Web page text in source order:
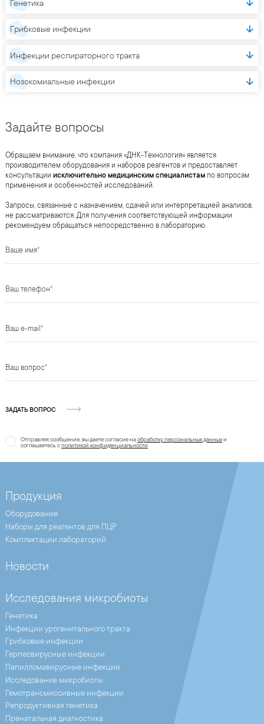
Генетика
Грибковые инфекции
Инфекции респираторного тракта
Нозокомиальные инфекции
Задайте вопросы
Обращаем внимание, что компания «ДНК-Технология» является
производителем оборудования и наборов реагентов и предоставляет
консультации исключительно медицинским специалистам по вопросам
применения и особенностей исследований.
Запросы, связанные с назначением, сдачей или интерпретацией анализов,
не рассматриваются. Для получения соответствующей информации
рекомендуем обращаться непосредственно в лабораторию.
Ваше имя*
Ваш телефон*
Ваш e-mail *
Ваш вопрос*
ЗАДАТЬ ВОПРОС
Отправляя сообщение, вы даете согласие наобработку персональных данныхи
соглашаетесь cполитикой конфиденциальности
Продукция
Оборудование
Наборы для реагентов для ПЦР
Комплектации лабораторий
Новости
Исследования микробиоты
Генетика
Инфекции урогенитального тракта
Грибковые инфекции
Герпесвирусные инфекции
Папилломавирусные инфекции
Исследование микробиоты
Гемотрансмиссивные инфекции
Репродуктивная генетика
Пренатальная диагностика